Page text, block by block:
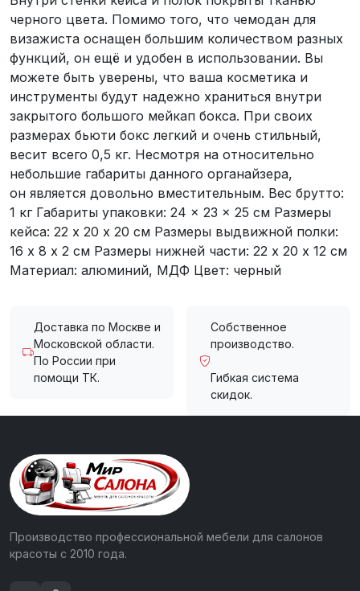
черного цвета. Помимо того, что чемодан для
визажиста оснащен большим количеством разных
функций, он ещё и удобен в использовании. Вы
можете быть уверены, что ваша косметика и
инструменты будут надежно храниться внутри
закрытого большого мейкап бокса. При своих
размерах бьюти бокс легкий и очень стильный,
весит всего 0,5 кг. Несмотря на относительно
небольшие габариты данного органайзера,
он является довольно вместительным. Вес брутто:
1 кг Габариты упаковки: 24 × 23 × 25 cм Размеры
кейса: 22 х 20 х 20 см Размеры выдвижной полки:
16 х 8 х 2 см Размеры нижней части: 22 х 20 х 12 см
Материал: алюминий, МДФ Цвет: черный
Доставка по Москве и
Московской области.
По России при
помощи ТК.
Собственное
производство.
Гибкая система
скидок.
Производство профессиональной мебели для салонов
красоты с 2010 года.